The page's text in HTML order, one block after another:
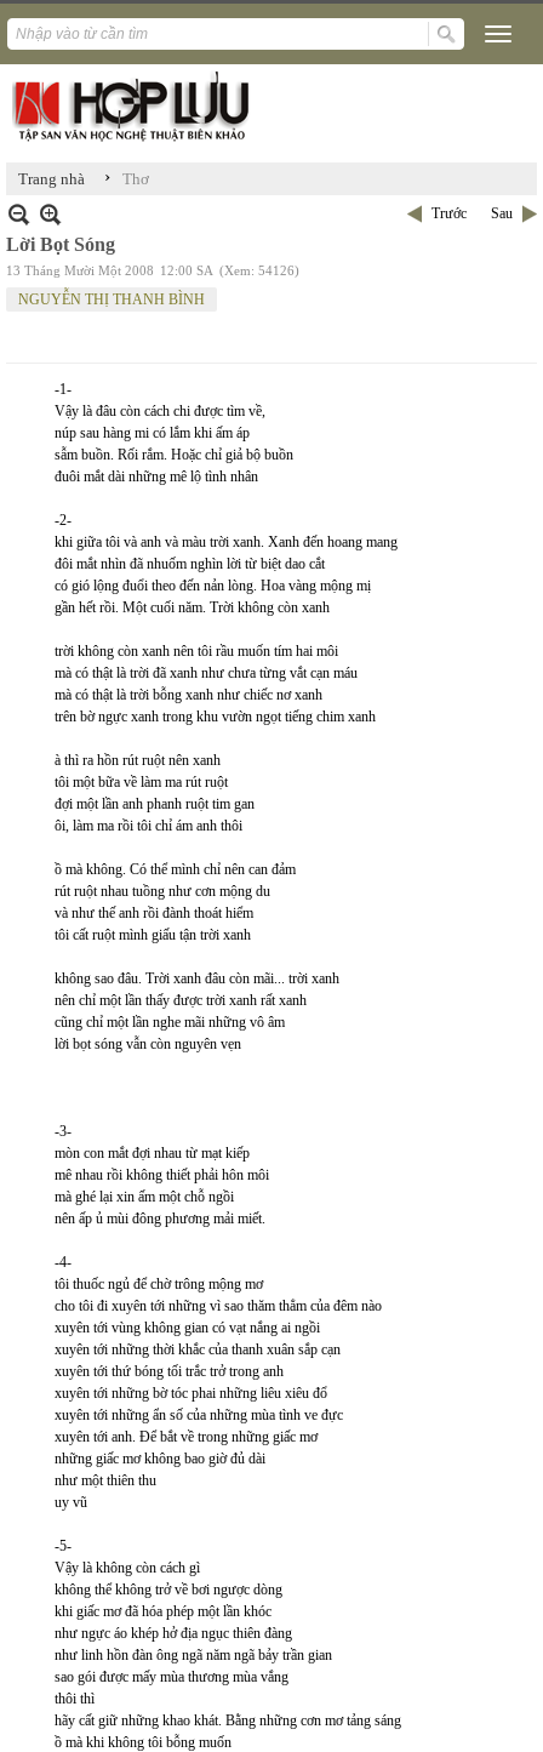
Trang nhà › Thơ
Trước Sau
Lời Bọt Sóng
13 Tháng Mười Một 2008 12:00 SA (Xem: 54126)
NGUYỄN THỊ THANH BÌNH
-1-
Vậy là đâu còn cách chi được tìm về,
núp sau hàng mi có lắm khi ấm áp
sẫm buồn. Rối rắm. Hoặc chỉ giả bộ buồn
đuôi mắt dài những mê lộ tình nhân
-2-
khi giữa tôi và anh và màu trời xanh. Xanh đến hoang mang
đôi mắt nhìn đã nhuốm nghìn lời từ biệt dao cắt
có gió lộng đuổi theo đến nản lòng. Hoa vàng mộng mị
gần hết rồi. Một cuối năm. Trời không còn xanh
trời không còn xanh nên tôi rầu muốn tím hai môi
mà có thật là trời đã xanh như chưa từng vắt cạn máu
mà có thật là trời bỗng xanh như chiếc nơ xanh
trên bờ ngực xanh trong khu vườn ngọt tiếng chim xanh
à thì ra hồn rút ruột nên xanh
tôi một bữa về làm ma rút ruột
đợi một lần anh phanh ruột tim gan
ôi, làm ma rồi tôi chỉ ám anh thôi
ồ mà không. Có thể mình chỉ nên can đảm
rút ruột nhau tuồng như cơn mộng du
và như thế anh rồi đành thoát hiểm
tôi cất ruột mình giấu tận trời xanh
không sao đâu. Trời xanh đâu còn mãi... trời xanh
nên chỉ một lần thấy được trời xanh rất xanh
cũng chỉ một lần nghe mãi những vô âm
lời bọt sóng vẫn còn nguyên vẹn
-3-
mòn con mắt đợi nhau từ mạt kiếp
mê nhau rồi không thiết phải hôn môi
mà ghé lại xin ấm một chỗ ngồi
nên ấp ủ mùi đông phương mải miết.
-4-
tôi thuốc ngủ để chờ trông mộng mơ
cho tôi đi xuyên tới những vì sao thăm thẳm của đêm nào
xuyên tới vùng không gian có vạt nắng ai ngồi
xuyên tới những thời khắc của thanh xuân sắp cạn
xuyên tới thứ bóng tối trắc trở trong anh
xuyên tới những bờ tóc phai những liêu xiêu đổ
xuyên tới những ẩn số của những mùa tình ve đực
xuyên tới anh. Để bắt về trong những giấc mơ
những giấc mơ không bao giờ đủ dài
như một thiên thu
uy vũ
-5-
Vậy là không còn cách gì
không thể không trở về bơi ngược dòng
khi giấc mơ đã hóa phép một lần khóc
như ngực áo khép hở địa ngục thiên đàng
như linh hồn đàn ông ngã năm ngã bảy trần gian
sao gói được mấy mùa thương mùa vắng
thôi thì
hãy cất giữ những khao khát. Bằng những cơn mơ tảng sáng
ồ mà khi không tôi bỗng muốn